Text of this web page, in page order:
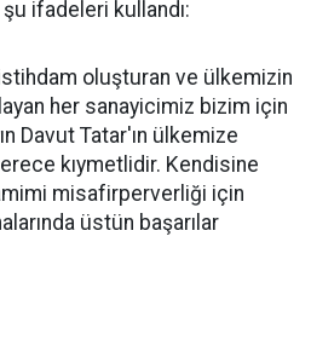
şu ifadeleri kullandı:
istihdam oluşturan ve ülkemizin
her sanayicimiz bizim için
Davut Tatar'ın ülkemize
kıymetlidir. Kendisine
misafirperverliği için
üstün başarılar